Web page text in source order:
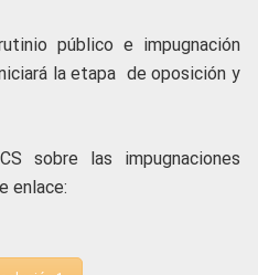
público e impugnación
la etapa de oposición y
sobre las impugnaciones
enlace: